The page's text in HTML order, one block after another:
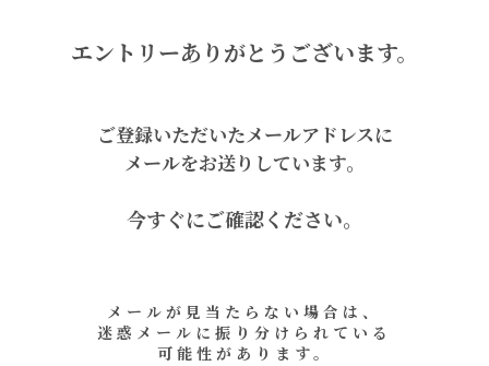
エントリーありがとうございます。
ご登録いただいたメールアドレスに
メールをお送りしています。
今すぐにご確認ください。
メールが見当たらない場合は、
迷惑メールに振り分けられている
可能性があります。